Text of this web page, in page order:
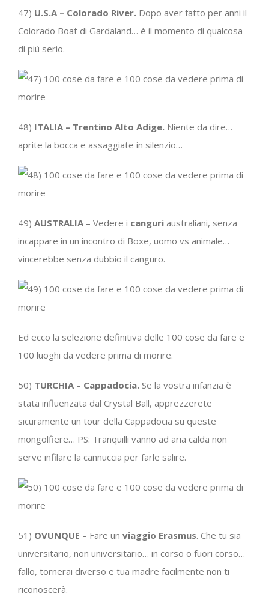
47) U.S.A – Colorado River. Dopo aver fatto per anni il
Colorado Boat di Gardaland… è il momento di qualcosa
di più serio.
48) ITALIA – Trentino Alto Adige. Niente da dire…
aprite la bocca e assaggiate in silenzio…
49) AUSTRALIA – Vedere i canguri australiani, senza
incappare in un incontro di Boxe, uomo vs animale…
vincerebbe senza dubbio il canguro.
Ed ecco la selezione definitiva delle 100 cose da fare e
100 luoghi da vedere prima di morire.
50) TURCHIA – Cappadocia. Se la vostra infanzia è
stata influenzata dal Crystal Ball, apprezzerete
sicuramente un tour della Cappadocia su queste
mongolfiere… PS: Tranquilli vanno ad aria calda non
serve infilare la cannuccia per farle salire.
51) OVUNQUE – Fare un viaggio Erasmus. Che tu sia
universitario, non universitario… in corso o fuori corso…
fallo, tornerai diverso e tua madre facilmente non ti
riconoscerà.